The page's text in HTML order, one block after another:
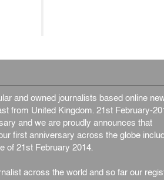
and owned journalists based online
from United Kingdom. 21st February-
and we are proudly announces that
first anniversary across the globe
of 21st February 2014.
across the world and so far our